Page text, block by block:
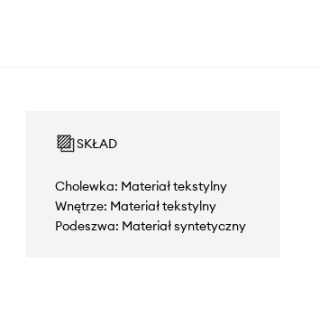
SKŁAD
Cholewka: Materiał tekstylny
Wnętrze: Materiał tekstylny
Podeszwa: Materiał syntetyczny